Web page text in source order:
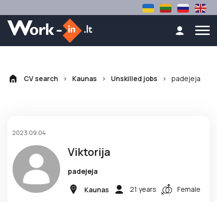
CV search > Kaunas > Unskilled jobs > padejeja
2023.09.04
Viktorija
padejeja
Kaunas
21 years Female